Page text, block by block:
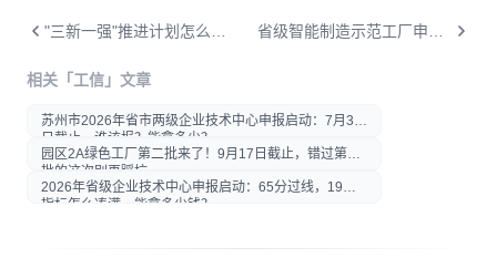
在微信内打开后分享给好友或
相关「工信」文章
苏州市2026年省市两级企业技术中心申报启动：7月30
日截止，谁该报？能拿多少？
园区2A绿色工厂第二批来了！9月17日截止，错过第一
批的这次别再踩坑
2026年省级企业技术中心申报启动：65分过线，19项
指标怎么凑满、能拿多少钱？